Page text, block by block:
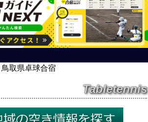
鳥取県卓球合宿
Tabletennis